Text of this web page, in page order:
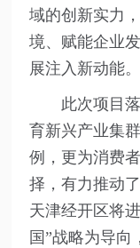
域的创新实力
境、赋能企业
展注入新动能。
此次项目
育新兴产业集
例，更为消费
择，有力推动
天津经开区将
国”战略为导